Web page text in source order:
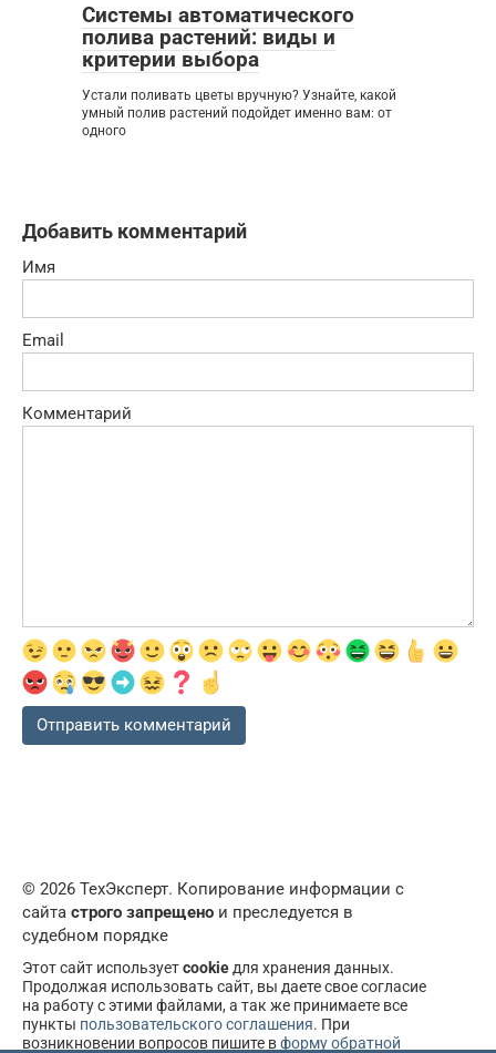
Системы автоматического
полива растений: виды и
критерии выбора
Устали поливать цветы вручную? Узнайте, какой
умный полив растений подойдет именно вам: от
одного
Добавить комментарий
Имя
Email
Комментарий
© 2026 ТехЭксперт. Копирование информации с
сайта строго запрещено и преследуется в
судебном порядке
Этот сайт используетcookie для хранения данных.
Продолжая использовать сайт, вы даете свое согласие
на работу с этими файлами, а так же принимаете все
пункты пользовательского соглашения. При
возникновении вопросов пишите вформу обратной